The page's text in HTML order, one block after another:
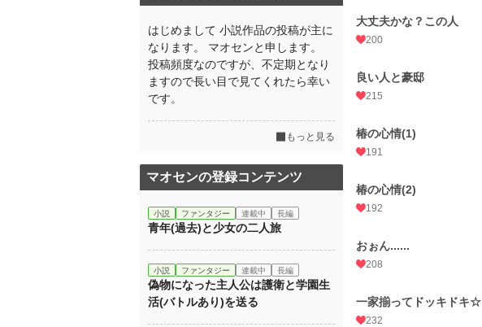
大丈夫かな？この人
200
良い人と豪邸
215
椿の心情(1)
191
椿の心情(2)
192
おぉん......
208
一家揃ってドッキドキ☆
232
はじめまして 小説作品の投稿が主に
なります。 マオセンと申します。
投稿頻度なのですが、不定期となり
ますので長い目で見てくれたら幸い
です。
もっと見る
マオセンの登録コンテンツ
小説 ファンタジー 連載中 長編
青年(過去)と少女の二人旅
小説 ファンタジー 連載中 長編
偽物になった主人公は護衛と学園生
活(バトルあり)を送る